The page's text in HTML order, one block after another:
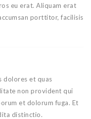
eu erat. Aliquam erat
porttitor, facilisis
dolores et quas
non provident qui
et dolorum fuga. Et
distinctio.